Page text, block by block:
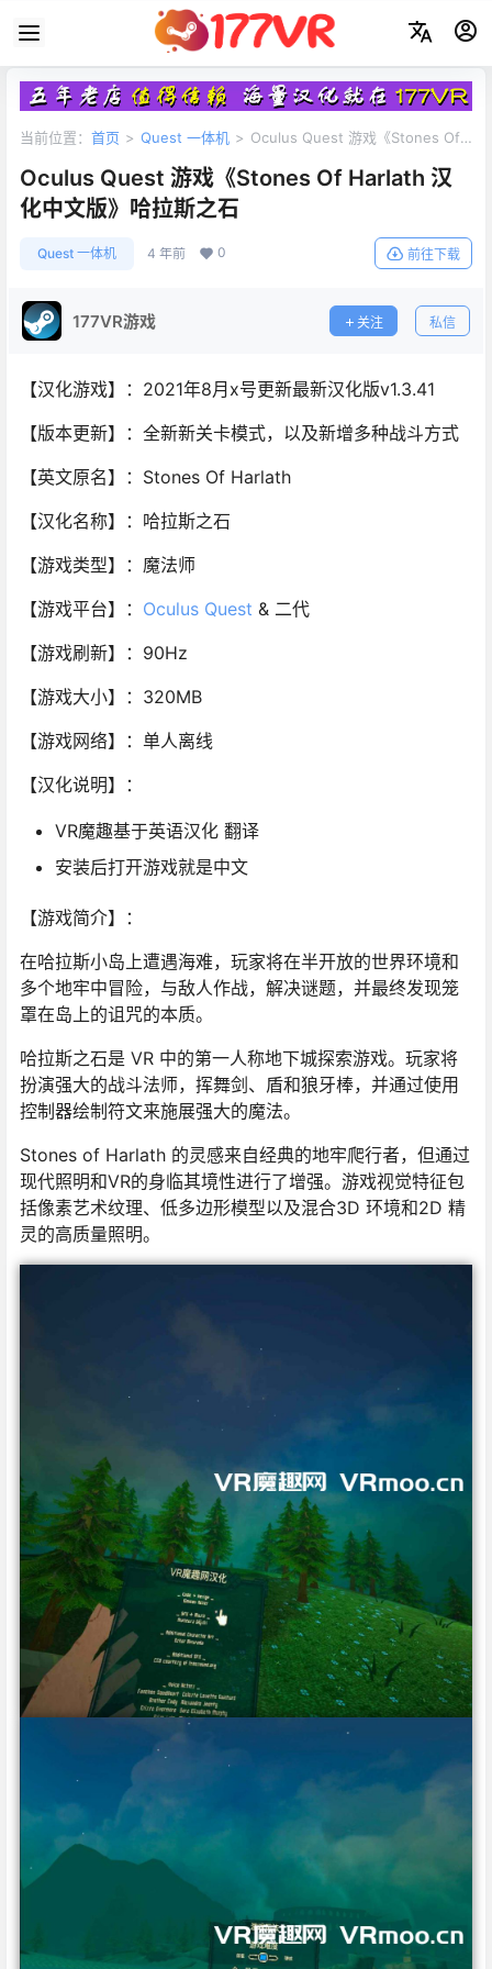
当前位置： 首页 > Quest 一体机 > Oculus Quest 游戏《Stones Of
Oculus Quest 游戏《Stones Of Harlath 汉
化中文版》哈拉斯之石
Quest 一体机 4 年前 0 前往下载
177VR游戏 关注 私信
【汉化游戏】：2021年8月x号更新最新汉化版v1.3.41
【版本更新】：全新新关卡模式，以及新增多种战斗方式
【英文原名】：Stones Of Harlath
【汉化名称】：哈拉斯之石
【游戏类型】：魔法师
【游戏平台】： Oculus Quest & 二代
【游戏刷新】：90Hz
【游戏大小】：320MB
【游戏网络】：单人离线
【汉化说明】：
VR魔趣基于英语汉化 翻译
安装后打开游戏就是中文
【游戏简介】：
在哈拉斯小岛上遭遇海难，玩家将在半开放的世界环境和
多个地牢中冒险，与敌人作战，解决谜题，并最终发现笼
罩在岛上的诅咒的本质。
哈拉斯之石是 VR 中的第一人称地下城探索游戏。玩家将
扮演强大的战斗法师，挥舞剑、盾和狼牙棒，并通过使用
控制器绘制符文来施展强大的魔法。
Stones of Harlath 的灵感来自经典的地牢爬行者，但通过
现代照明和VR的身临其境性进行了增强。游戏视觉特征包
括像素艺术纹理、低多边形模型以及混合3D 环境和2D 精
灵的高质量照明。